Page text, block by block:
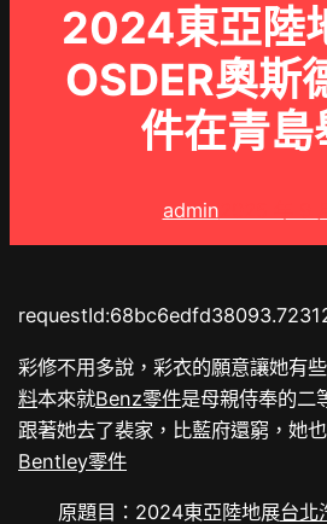
2024東亞陸
OSDER奧斯
件在青島
admin
彩修不用多說，彩衣的願意讓她有
料本來就Benz零件是母親侍奉的二
跟著她去了裴家，比藍府還窮，她
Bentley零件
原題目：2024東亞陸地展台北